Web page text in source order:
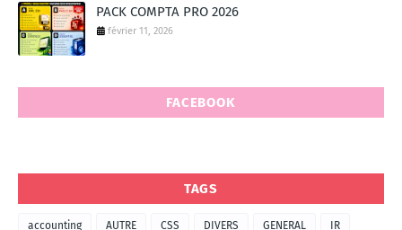
PACK COMPTA PRO 2026
février 11, 2026
FACEBOOK
TAGS
accounting AUTRE CSS DIVERS GENERAL IR